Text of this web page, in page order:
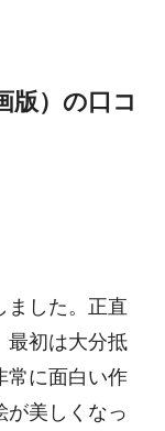
版）の口コ
ました。正直
最初は大分抵
常に面白い作
が美しくなっ